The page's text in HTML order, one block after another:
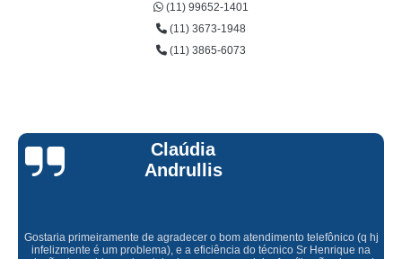
(11) 99652-1401
(11) 3673-1948
(11) 3865-6073
Claúdia
Andrullis
Gostaria primeiramente de agradecer o bom atendimento telefônico (q hj
infelizmente é um problema), e a eficiência do técnico Sr Henrique na